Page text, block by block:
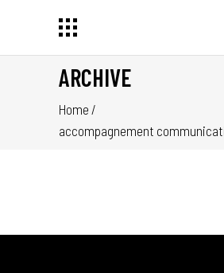
ARCHIVE
Home /
accompagnement